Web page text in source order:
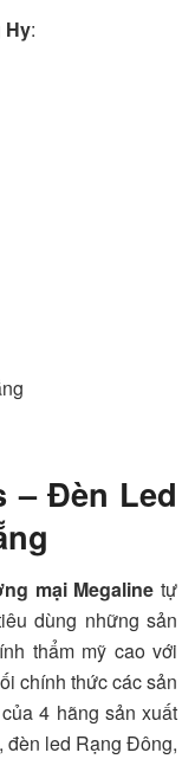
Hy:
– Đèn Led
mại Megaline tự
dùng những sản
thẩm mỹ cao với
chính thức các sản
4 hãng sản xuất
đèn led Rạng Đông,